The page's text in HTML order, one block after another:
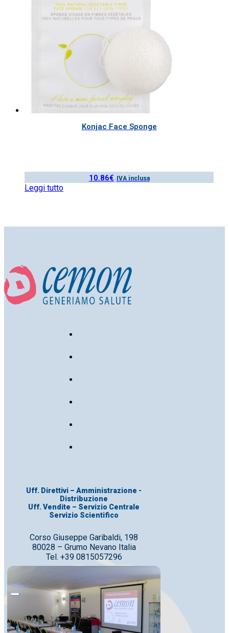
Konjac Face Sponge
10.86€ IVA inclusa
Leggi tutto
Uff. Direttivi – Amministrazione -
Distribuzione
Uff. Vendite – Servizio Centrale
Servizio Scientifico
Corso Giuseppe Garibaldi, 198
80028 – Grumo Nevano Italia
Tel. +39 0815057296